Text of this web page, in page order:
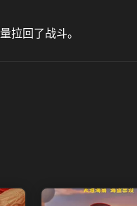
拉回了战斗。